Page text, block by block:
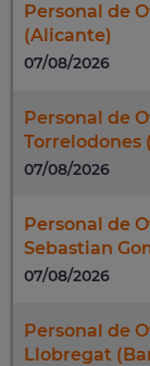
Personal de
(Alicante)
07/08/2026
Personal de
Torrelodones
07/08/2026
Personal de
Sebastian
07/08/2026
Personal de
Llobregat